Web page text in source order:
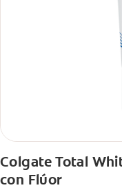
Colgate Total
con Flúor